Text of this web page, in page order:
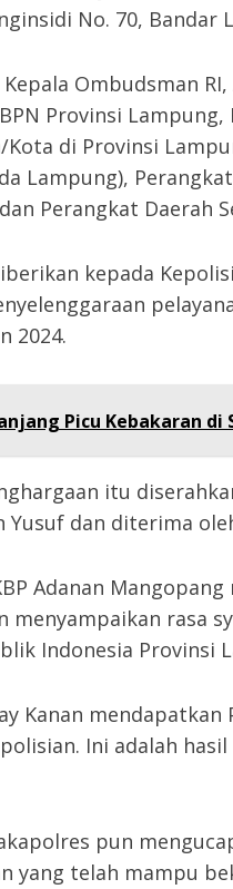
No. 70, Bandar
Ombudsman
Provinsi
di Provinsi
Lampung),
Perangkat Daerah
kepada
2024.
Picu Kebakaran
itu
Yusuf dan diterima
Adanan
menyampaikan rasa
Indonesia Provinsi
Kanan
Ini adalah
pun
yang telah mampu